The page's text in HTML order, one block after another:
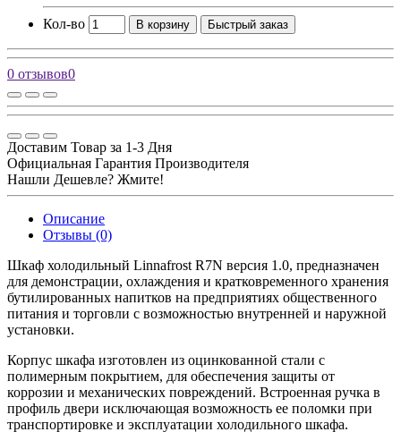
Кол-во В корзину Быстрый заказ
0 отзывов0
Доставим Товар за 1-3 Дня
Официальная Гарантия Производителя
Нашли Дешевле? Жмите!
Описание
Отзывы (0)
Шкаф холодильный Linnafrost R7N версия 1.0, предназначен
для демонстрации, охлаждения и кратковременного хранения
бутилированных напитков на предприятиях общественного
питания и торговли с возможностью внутренней и наружной
установки.
Корпус шкафа изготовлен из оцинкованной стали с
полимерным покрытием, для обеспечения защиты от
коррозии и механических повреждений. Встроенная ручка в
профиль двери исключающая возможность ее поломки при
транспортировке и эксплуатации холодильного шкафа.